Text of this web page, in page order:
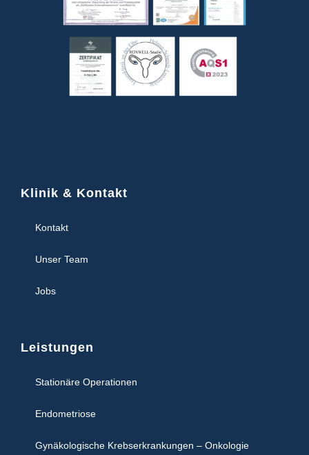
Klinik & Kontakt
Kontakt
Unser Team
Jobs
Leistungen
Stationäre Operationen
Endometriose
Gynäkologische Krebserkrankungen – Onkologie